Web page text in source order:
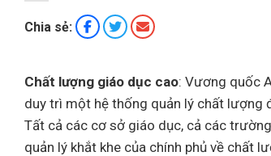
Chia sẻ:
Chất lượng giáo dục cao: Vương quốc
duy trì một hệ thống quản lý chất
Tất cả các cơ sở giáo dục, cả các
quản lý khắt khe của chính phủ về chất